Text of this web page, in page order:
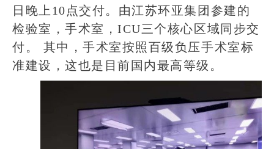
日晚上 10 点交付。由江苏环亚集团参建的
检验室，手术室，ICU三个核心区域同步交
付。
其中，手术室按照百级负压手术室标
准建设，这也是目前国内最高等级。